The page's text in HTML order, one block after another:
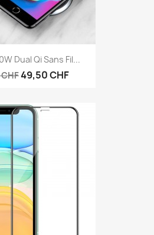
Dual Qi Sans Fil...
49,50 CHF